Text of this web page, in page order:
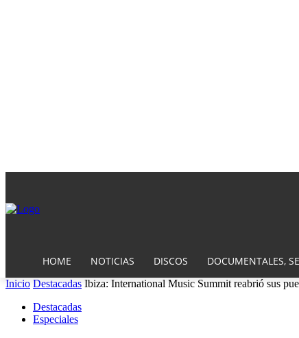
HOME NOTICIAS DISCOS DOCUMENTALES,
Inicio Destacadas Ibiza: International Music Summit reabrió sus
Destacadas
Especiales